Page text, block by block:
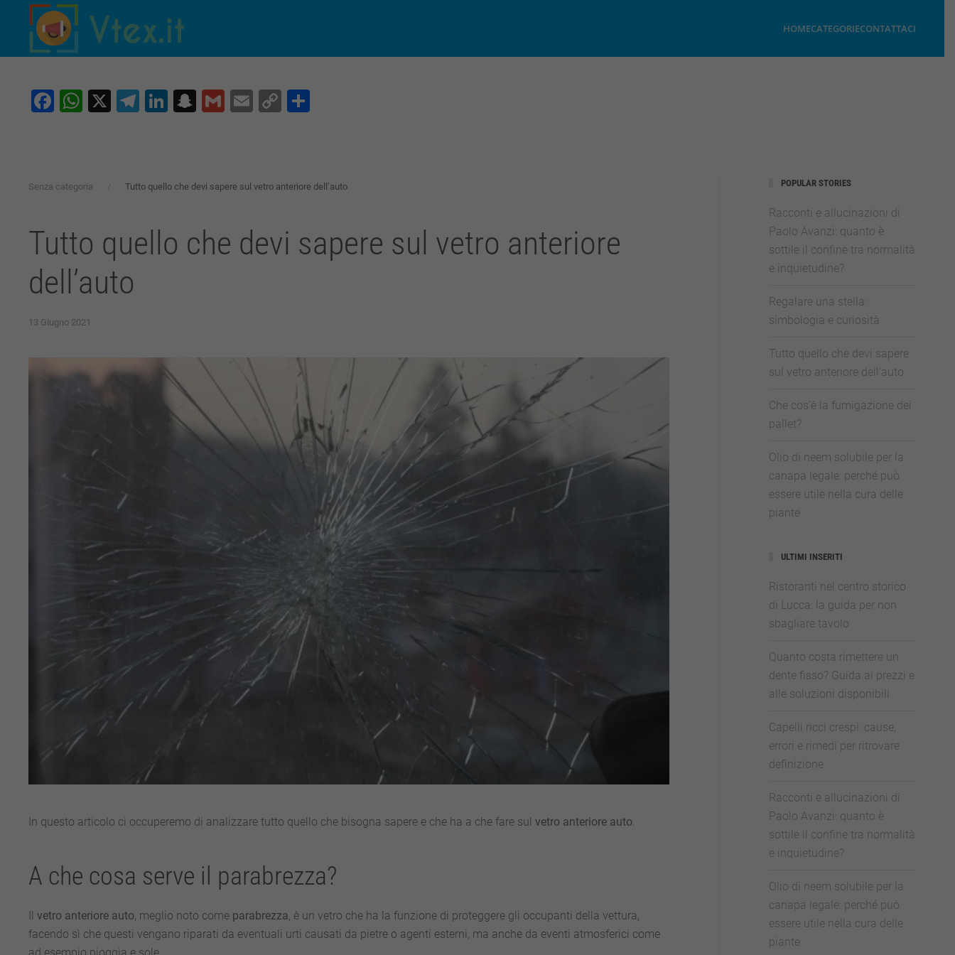
Skip to main content
HOMECATEGORIECONTATTACI
Facebook
WhatsApp
X Telegram
LinkedIn
Snapchat
GmailEmail
Copy
Senza categoria Tutto quello che devi sapere sul vetro anteriore dell’auto
Tutto quello che devi sapere sul vetro anteriore
dell’auto
13 Giugno 2021
In questo articolo ci occuperemo di analizzare tutto quello che bisogna sapere e che ha a che fare sul vetro anteriore auto.
A che cosa serve il parabrezza?
vetro anteriore auto, meglio noto come parabrezza, è un vetro che ha la funzione di proteggere gli occupanti della vettura,
facendo sì che questi vengano riparati da eventuali urti causati da pietre o agenti esterni, ma anche da eventi atmosferici come
POPULAR STORIES
Racconti e allucinazioni di
Paolo Avanzi: quanto è
sottile il confine tra normalità
e inquietudine?
Regalare una stella:
simbologia e curiosità
Tutto quello che devi sapere
sul vetro anteriore dell’auto
Che cos’è la fumigazione dei
pallet?
Olio di neem solubile per la
canapa legale: perché può
essere utile nella cura delle
piante
ULTIMI INSERITI
Ristoranti nel centro storico
di Lucca: la guida per non
sbagliare tavolo
Quanto costa rimettere un
dente fisso? Guida ai prezzi e
alle soluzioni disponibili
Capelli ricci crespi: cause,
errori e rimedi per ritrovare
definizione
Racconti e allucinazioni di
Paolo Avanzi: quanto è
sottile il confine tra normalità
e inquietudine?
Olio di neem solubile per la
canapa legale: perché può
essere utile nella cura delle
piante